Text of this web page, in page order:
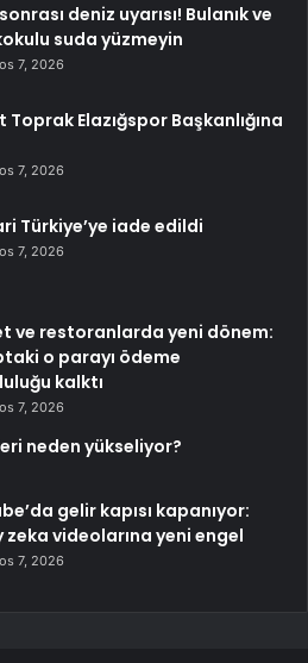
deniz uyarısı! Bulanık ve
suda yüzmeyin
7, 2026
Toprak Elazığspor Başkanlığına
7, 2026
Türkiye’ye iade edildi
7, 2026
ve restoranlarda yeni dönem:
o parayı ödeme
kalktı
7, 2026
neden yükseliyor?
gelir kapısı kapanıyor:
zeka videolarına yeni engel
7, 2026